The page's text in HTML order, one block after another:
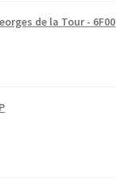
de la Tour - 6F00